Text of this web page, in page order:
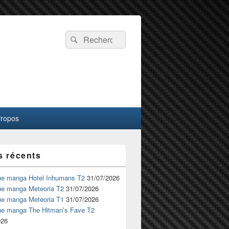
Recherche :
Rechercher
récents
manga Hotel Inhumans T2 31/07/2026
manga Meteoria T2 31/07/2026
manga Meteoria T1 31/07/2026
manga The Hitman’s Fave T2